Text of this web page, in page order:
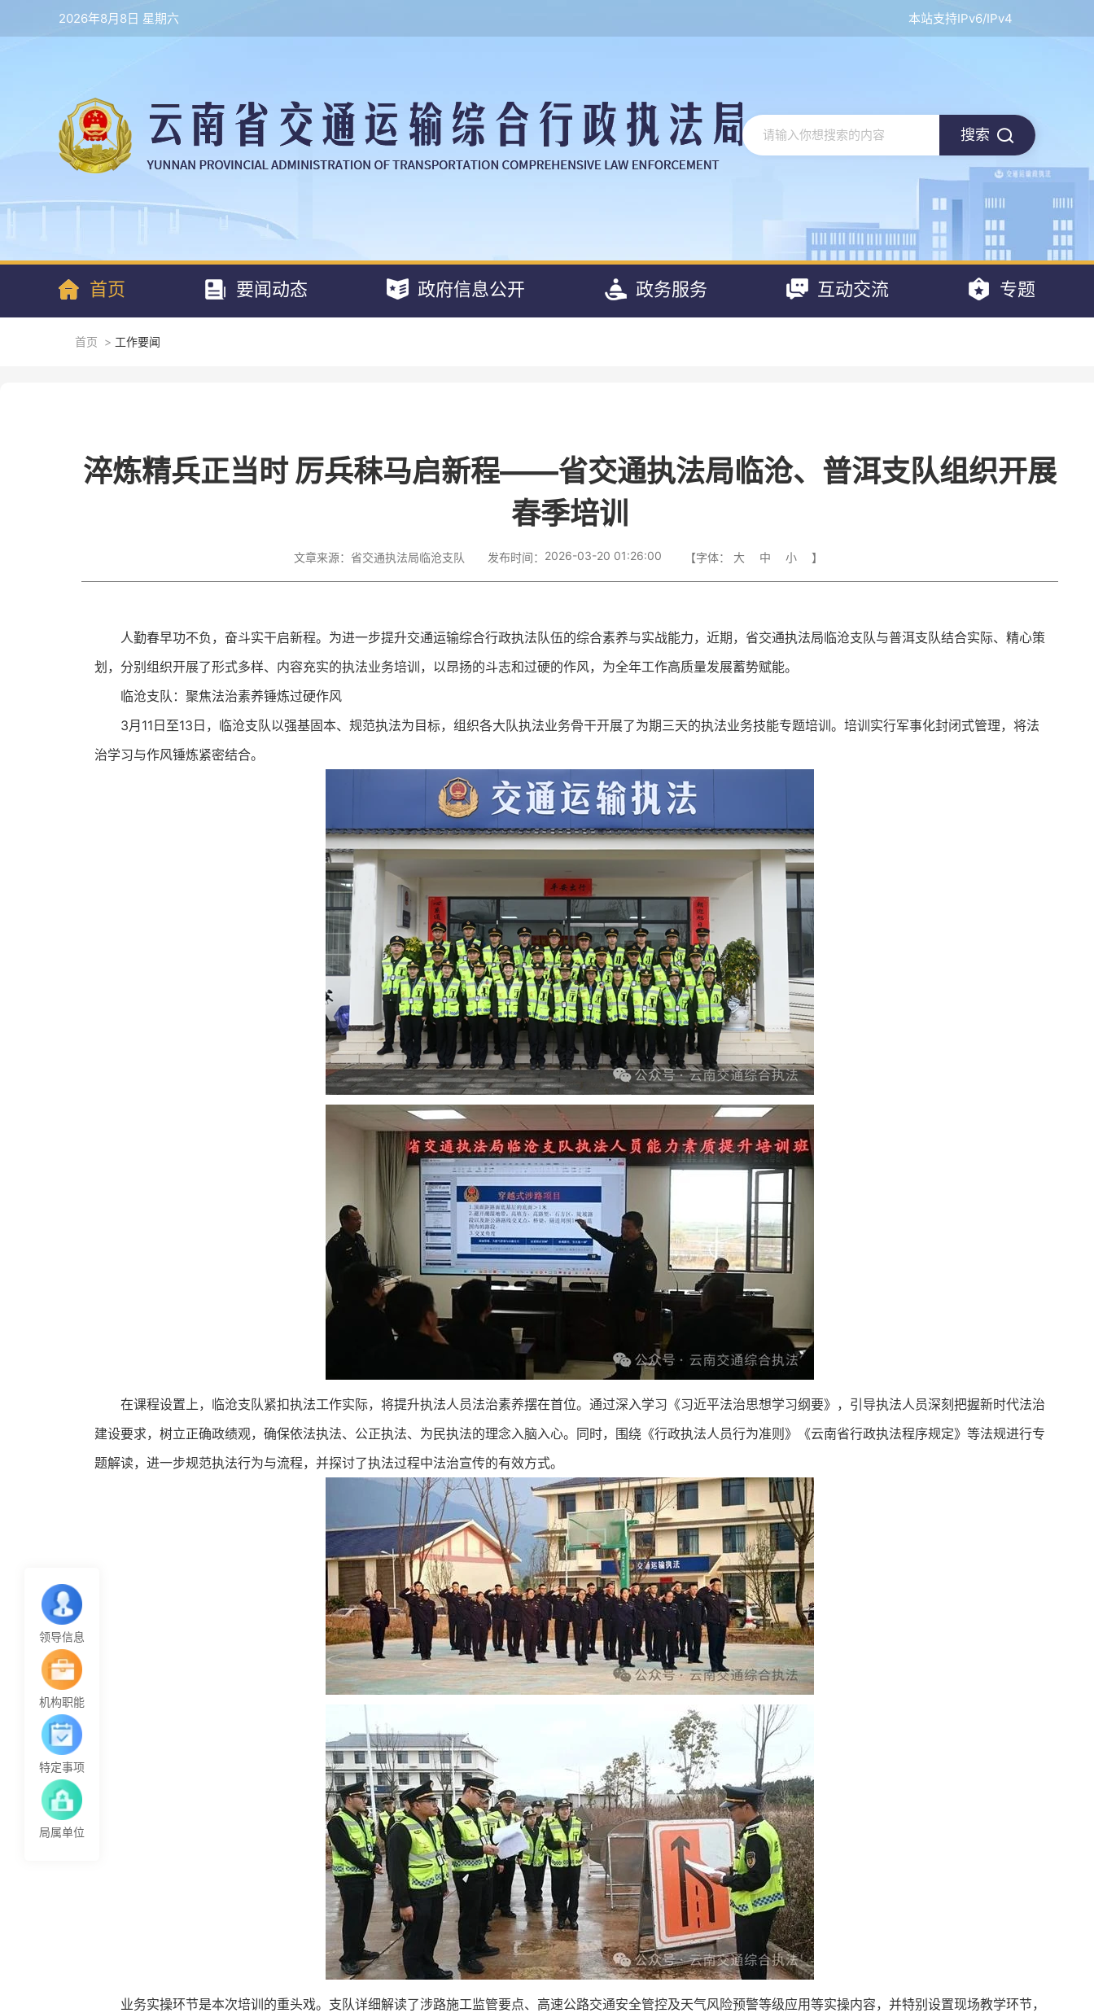
本站支持IPv6/IPv4
2026年8月8日 星期六
搜索
首页 要闻动态 政府信息公开 政务服务 互动交流 专题
领导信息
机构职能
特定事项
局属单位
首页 > 工作要闻
淬炼精兵正当时 厉兵秣马启新程——省交通执法局临沧、普洱支队组织开展
春季培训
文章来源： 省交通执法局临沧支队 发布时间： 2026-03-20 01:26:00 【字体： 大 中 小 】
人勤春早功不负，奋斗实干启新程。为进一步提升交通运输综合行政执法队伍的综合素养与实战能力，近期，省交通执法局临沧支队与普洱支队结合实际、精心策
划，分别组织开展了形式多样、内容充实的执法业务培训，以昂扬的斗志和过硬的作风，为全年工作高质量发展蓄势赋能。
临沧支队：聚焦法治素养锤炼过硬作风
3月11日至13日，临沧支队以强基固本、规范执法为目标，组织各大队执法业务骨干开展了为期三天的执法业务技能专题培训。培训实行军事化封闭式管理，将法
治学习与作风锤炼紧密结合。
在课程设置上，临沧支队紧扣执法工作实际，将提升执法人员法治素养摆在首位。通过深入学习《习近平法治思想学习纲要》，引导执法人员深刻把握新时代法治
建设要求，树立正确政绩观，确保依法执法、公正执法、为民执法的理念入脑入心。同时，围绕《行政执法人员行为准则》《云南省行政执法程序规定》等法规进行专
题解读，进一步规范执法行为与流程，并探讨了执法过程中法治宣传的有效方式。
业务实操环节是本次培训的重头戏。支队详细解读了涉路施工监管要点、高速公路交通安全管控及天气风险预警等级应用等实操内容，并特别设置现场教学环节，